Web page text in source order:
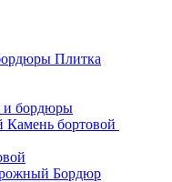
Плитка
и бордюры
Камень бортовой
Бордюр